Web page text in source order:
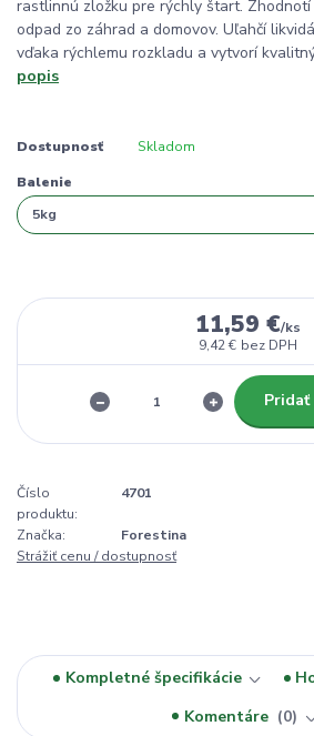
rastlinnú zložku pre rýchly štart.
odpad zo záhrad a domovov. Uľahčí
vďaka rýchlemu rozkladu a vytvorí
popis
Dostupnosť Skladom
Balenie
11,59 €/ks
9,42 € bez DPH
Pridať
Číslo
produktu:
4701
Značka:
Forestina
Strážiť cenu / dostupnosť
Kompletné špecifikácie
Komentáre
0